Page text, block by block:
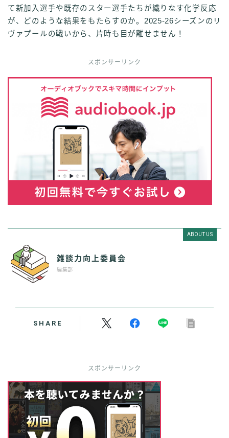
て新加入選手や既存のスター選手たちが織りなす化学反応
が、どのような結果をもたらすのか。2025-26シーズンのリ
ヴァプールの戦いから、片時も目が離せません！
スポンサーリンク
ABOUT US
雑談力向上委員会
編集部
SHARE
スポンサーリンク